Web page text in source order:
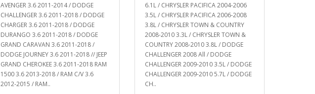
AVENGER 3.6 2011-2014 / DODGE
CHALLENGER 3.6 2011-2018 / DODGE
CHARGER 3.6 2011-2018 / DODGE
DURANGO 3.6 2011-2018 / DODGE
GRAND CARAVAN 3.6 2011-2018 /
DODGE JOURNEY 3.6 2011-2018 // JEEP
GRAND CHEROKEE 3.6 2011-2018 RAM
1500 3.6 2013-2018 / RAM C/V 3.6
2012-2015 / RAM..
6.1L / CHRYSLER PACIFICA 2004-2006
3.5L / CHRYSLER PACIFICA 2006-2008
3.8L / CHRYSLER TOWN & COUNTRY
2008-2010 3.3L / CHRYSLER TOWN &
COUNTRY 2008-2010 3.8L / DODGE
CHALLENGER 2008 All / DODGE
CHALLENGER 2009-2010 3.5L / DODGE
CHALLENGER 2009-2010 5.7L / DODGE
CH..